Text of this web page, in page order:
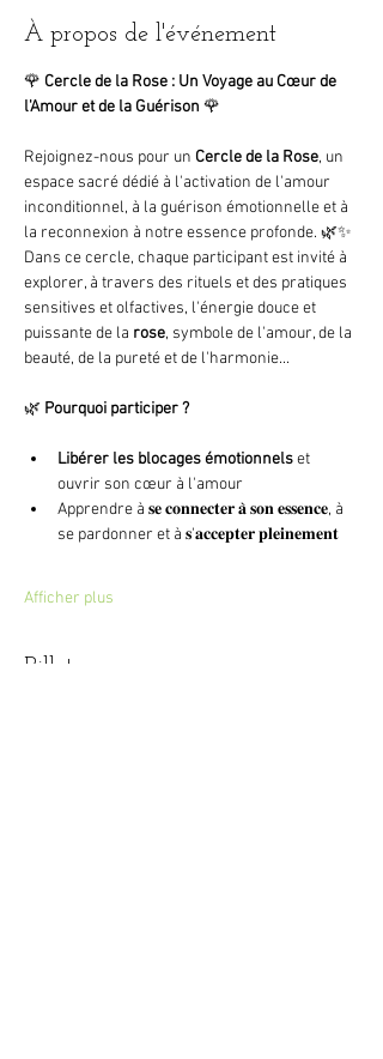
À propos de l'événement
🌹 Cercle de la Rose : Un Voyage au Cœur de
l'Amour et de la Guérison 🌹
Rejoignez-nous pour un Cercle de la Rose, un
espace sacré dédié à l'activation de l'amour
inconditionnel, à la guérison émotionnelle et à
la reconnexion à notre essence profonde. 🌿✨
Dans ce cercle, chaque participant est invité à
explorer, à travers des rituels et des pratiques
sensitives et olfactives, l'énergie douce et
puissante de la rose, symbole de l'amour, de la
beauté, de la pureté et de l'harmonie...
🌿 Pourquoi participer ?
Libérer les blocages émotionnels et
ouvrir son cœur à l'amour
Apprendre à 𝐬𝐞 𝐜𝐨𝐧𝐧𝐞𝐜𝐭𝐞𝐫 𝐚̀ 𝐬𝐨𝐧 𝐞𝐬𝐬𝐞𝐧𝐜𝐞, à
se pardonner et à 𝐬'𝐚𝐜𝐜𝐞𝐩𝐭𝐞𝐫 𝐩𝐥𝐞𝐢𝐧𝐞𝐦𝐞𝐧𝐭
Afficher plus
Billets